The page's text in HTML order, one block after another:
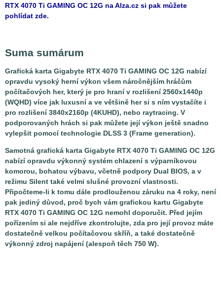
RTX 4070 Ti GAMING OC 12G na Alza.cz si pak můžete
pohlídat zde.
Suma sumárum
Grafická karta Gigabyte RTX 4070 Ti GAMING OC 12G nabízí
opravdu vysoký herní výkon všem náročnějším hráčům
počítačových her, který je pro hraní v rozlišení 2560x1440p
(WQHD) více jak luxusní a ve většině her si s ním vystačíte i
pro rozlišení 3840x2160p (4KUHD), nebo raytracing. V
podporovaných hrách si pak můžete její výkon ještě snadno
vylepšit pomocí technologie DLSS 3 (Frame generation).
Samotná grafická karta Gigabyte RTX 4070 Ti GAMING OC 12G
nabízí opravdu výkonný systém chlazení s výparníkovou
komorou, bohatou výbavu, včetně podpory Dual BIOS, a v
režimu Silent také velmi slušné provozní vlastnosti.
Připočteme-li k tomu dále prodlouženou záruku na 4 roky, není
pak jediný důvod, proč bych vám grafickou kartu Gigabyte
RTX 4070 Ti GAMING OC 12G nemohl doporučit. Před jejím
pořízením si ale nejdříve zkontrolujte, zda pro její provoz máte
dostatečně velkou počítačovou skříň, a také dostatečně
výkonný zdroj napájení (alespoň těch 750 W).